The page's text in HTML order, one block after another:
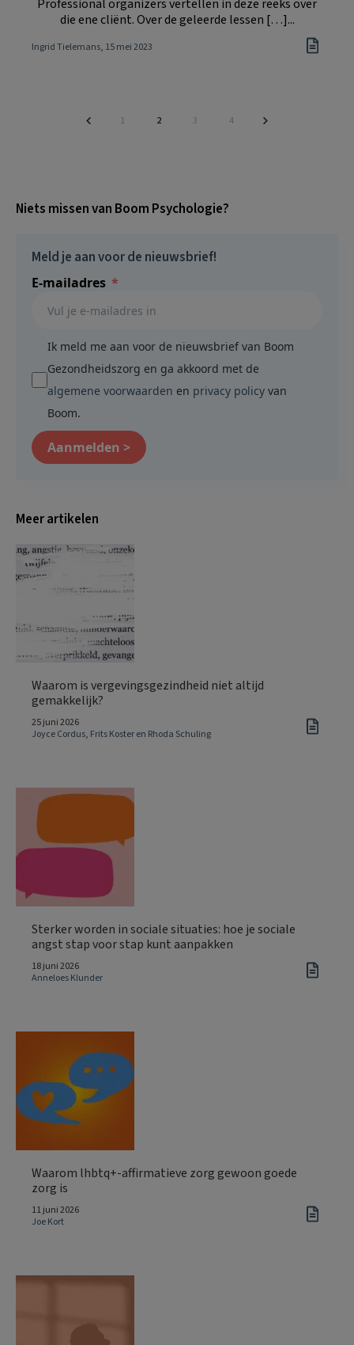
Professional organizers vertellen in deze reeks over
die ene cliënt. Over de geleerde lessen […]...
Ingrid Tielemans, 15 mei 2023
Pagina
1 Pagina
2 Pagina
3 Pagina
4
Niets missen van Boom Psychologie?
Meld je aan voor de nieuwsbrief!
E-mailadres
Ik meld me aan voor de nieuwsbrief van Boom
Gezondheidszorg en ga akkoord met de
algemene voorwaarden en privacy policy van
Boom.
Aanmelden >
Meer artikelen
Waarom is vergevingsgezindheid niet altijd
gemakkelijk?
25 juni 2026
Joyce Cordus, Frits Koster en Rhoda Schuling
Sterker worden in sociale situaties: hoe je sociale
angst stap voor stap kunt aanpakken
18 juni 2026
Anneloes Klunder
Waarom lhbtq+-affirmatieve zorg gewoon goede
zorg is
11 juni 2026
Joe Kort